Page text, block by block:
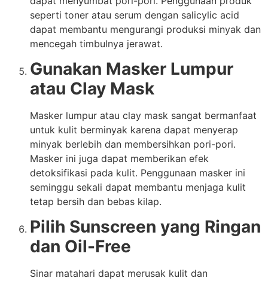
seperti toner atau serum dengan salicylic acid
dapat membantu mengurangi produksi minyak dan
mencegah timbulnya jerawat.
Gunakan Masker Lumpur
atau Clay Mask
Masker lumpur atau clay mask sangat bermanfaat
untuk kulit berminyak karena dapat menyerap
minyak berlebih dan membersihkan pori-pori.
Masker ini juga dapat memberikan efek
detoksifikasi pada kulit. Penggunaan masker ini
seminggu sekali dapat membantu menjaga kulit
tetap bersih dan bebas kilap.
Pilih Sunscreen yang Ringan
dan Oil-Free
Sinar matahari dapat merusak kulit dan